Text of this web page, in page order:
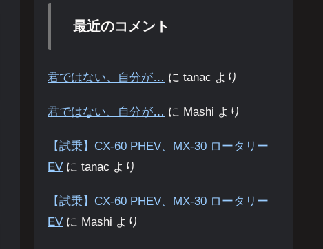
最近のコメント
君ではない、自分が… に tanac より
君ではない、自分が… に Mashi より
【試乗】CX-60 PHEV、MX-30 ロータリー
EV に tanac より
【試乗】CX-60 PHEV、MX-30 ロータリー
EV に Mashi より